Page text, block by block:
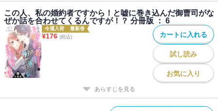
この人、私の婚約者ですから！と嘘に巻き込んだ御曹司がな
ぜか話を合わせてくるんですが！？ 分冊版 ： 6
今週入荷 最新巻
¥176 (税込) カートに入れる
試し読み
お気に入り
あらすじを見る